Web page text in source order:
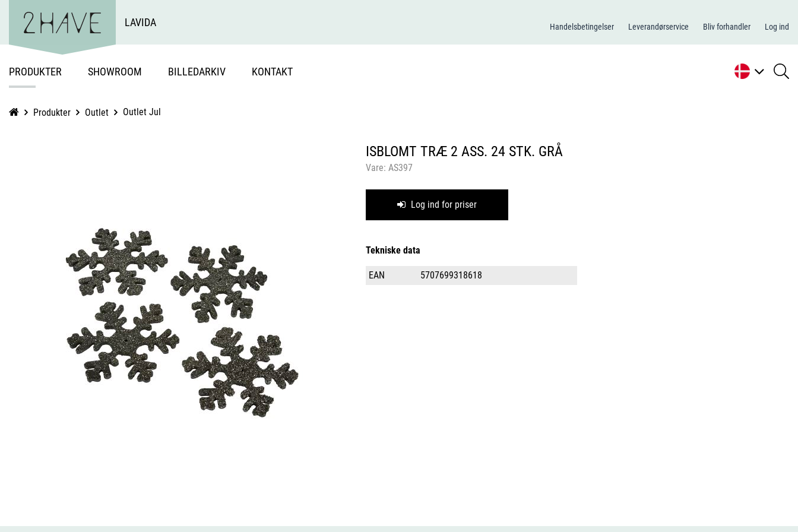
LAVIDA Handelsbetingelser Leverandørservice Bliv forhandler Log ind
PRODUKTER SHOWROOM BILLEDARKIV KONTAKT
Produkter Outlet Outlet Jul
ISBLOMT TRÆ 2 ASS. 24 STK. GRÅ
Vare:AS397
Log ind for priser
Tekniske data
EAN 5707699318618